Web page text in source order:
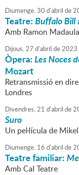
Diumenge,30 d'abril de
Teatre:Buffalo Bill
Amb Ramon
Dijous,27 d'abril de2023
Òpera:Les Noces
Mozart
Retransmissió en
Londres
Divendres,21 d'abril de
Suro
Un pel·lícula de
Diumenge, 16 d'abril de
Teatre familiar:
Amb Cal Teatre